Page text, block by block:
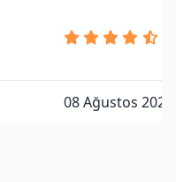
08 Ağustos 2026